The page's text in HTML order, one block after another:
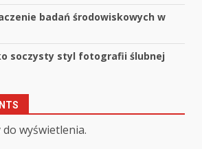
badań środowiskowych w
soczysty styl fotografii ślubnej
wyświetlenia.